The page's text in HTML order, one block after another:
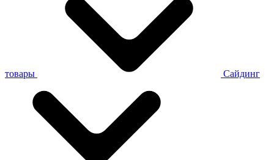
товары Сайдинг